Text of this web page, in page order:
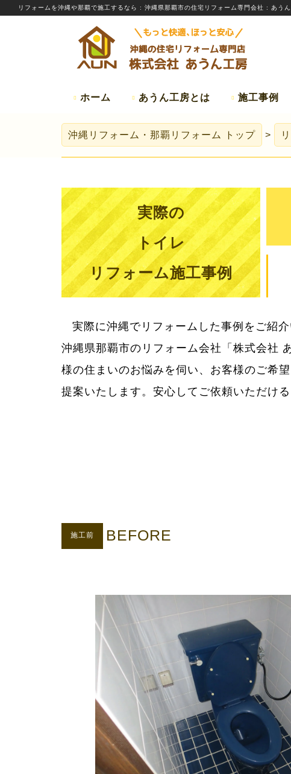
リフォームを沖縄や那覇で施工するなら : 沖縄県那覇市の住宅リフォーム専門会社 : あう
ホーム あうん工房とは 施工事例
沖縄リフォーム・那覇リフォーム トップ
実際の
トイレ
リフォーム施工事例
実際に沖縄でリフォームした事例をご紹
沖縄県那覇市のリフォーム会社「株式会社
様の住まいのお悩みを伺い、お客様のご希
提案いたします。安心してご依頼いただけ
用をきちんとお知らせしてご納得いただ
BEFORE
施工前